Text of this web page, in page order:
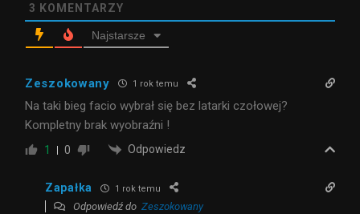
3 KOMENTARZY
Najstarsze
Zeszokowany 1 rok temu
Na taki bieg facio wybrał się bez latarki czołowej?
Kompletny brak wyobraźni !
1 0 Odpowiedz
Zapałka 1 rok temu
Odpowiedź do Zeszokowany